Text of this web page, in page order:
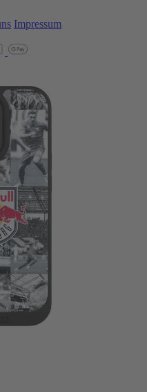
Impressum